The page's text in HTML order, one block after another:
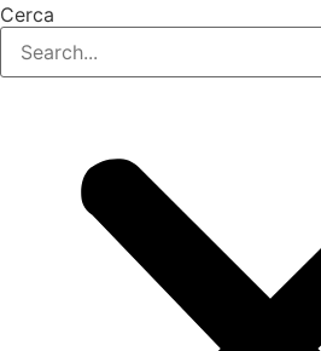
Cerca